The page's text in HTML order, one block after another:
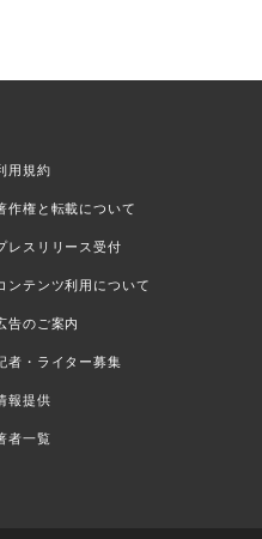
用規約
作権と転載について
レスリリース受付
ンテンツ利用について
告のご案内
者・ライター募集
報提供
者一覧